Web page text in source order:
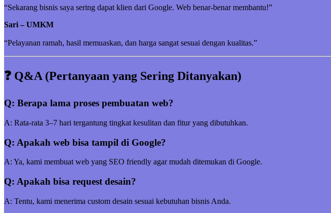
“Sekarang bisnis saya sering dapat klien dari Google. Web benar-benar membantu!”
Sari – UMKM
“Pelayanan ramah, hasil memuaskan, dan harga sangat sesuai dengan kualitas.”
❓ Q&A (Pertanyaan yang Sering Ditanyakan)
Q: Berapa lama proses pembuatan web?
A: Rata-rata 3–7 hari tergantung tingkat kesulitan dan fitur yang dibutuhkan.
Q: Apakah web bisa tampil di Google?
A: Ya, kami membuat web yang SEO friendly agar mudah ditemukan di Google.
Q: Apakah bisa request desain?
A: Tentu, kami menerima custom desain sesuai kebutuhan bisnis Anda.